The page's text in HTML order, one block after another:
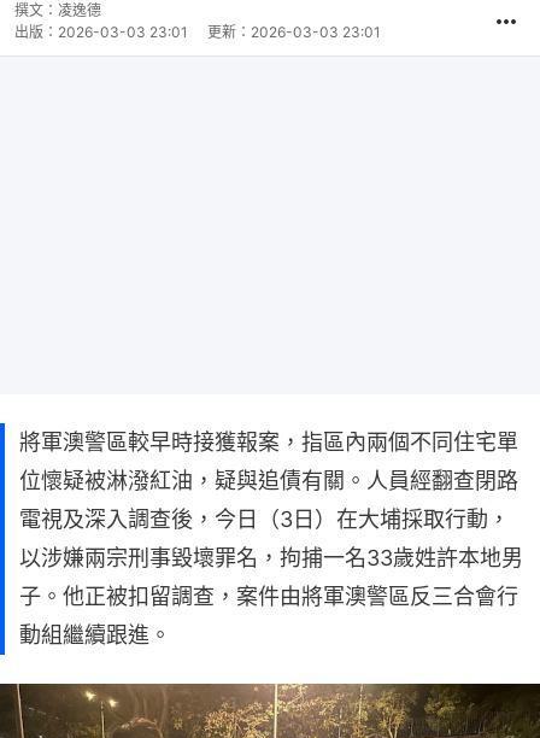
撰文： 凌逸德
出版： 2026-03-03 23:01 更新： 2026-03-03 23:01
將軍澳警區較早時接獲報案，指區內兩個不同住宅單
位懷疑被淋潑紅油，疑與追債有關。人員經翻查閉路
電視及深入調查後，今日（3日）在大埔採取行動，
以涉嫌兩宗刑事毀壞罪名，拘捕一名33歲姓許本地男
子。他正被扣留調查，案件由將軍澳警區反三合會行
動組繼續跟進。